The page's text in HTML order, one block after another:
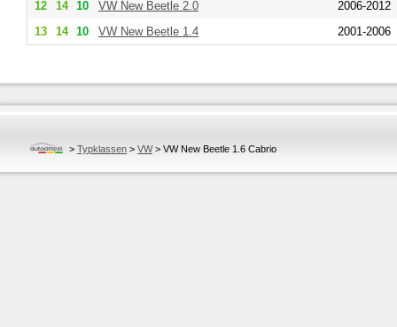
12 14 10 VW New Beetle 2.0
2006-2012
13
14 10 VW New Beetle 1.4 2001-2006
> Typklassen > VW> VW New Beetle 1.6 Cabrio